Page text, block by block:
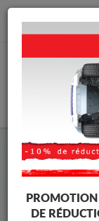
Cache Sous
Marques
PROMOTION
DE